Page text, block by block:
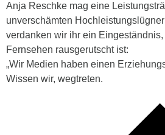
Anja Reschke mag eine
unverschämten
verdanken wir ihr ein
Fernsehen rausgerutscht ist:
„Wir Medien haben einen
Wissen wir, wegtreten.